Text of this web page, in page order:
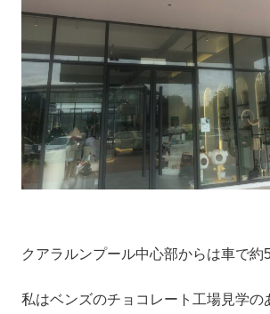
クアラルンプール中心部からは車で約
私はベンズのチョコレート工場見学の